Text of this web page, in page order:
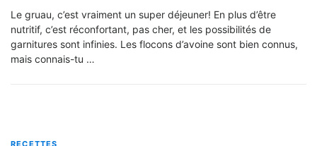
Le gruau, c’est vraiment un super déjeuner! En plus d’être
nutritif, c’est réconfortant, pas cher, et les possibilités de
garnitures sont infinies. Les flocons d’avoine sont bien connus,
mais connais-tu …
RECETTES